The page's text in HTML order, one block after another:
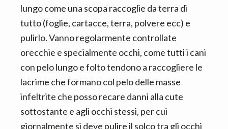
lungo come una scopa raccoglie da terra di
tutto (foglie, cartacce, terra, polvere ecc) e
pulirlo. Vanno regolarmente controllate
orecchie e specialmente occhi, come tutti i cani
con pelo lungo e folto tendono a raccogliere le
lacrime che formano col pelo delle masse
infeltrite che posso recare danni alla cute
sottostante e agli occhi stessi, per cui
giornalmente si deve pulire il solco tra gli occhi